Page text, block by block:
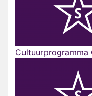
Cultuurprogramma